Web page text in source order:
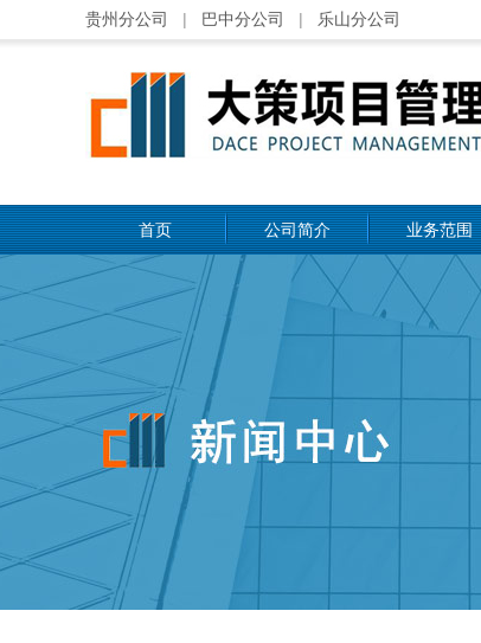
贵州分公司 | 巴中分公司 | 乐山分公司
首页 公司简介 业务范围